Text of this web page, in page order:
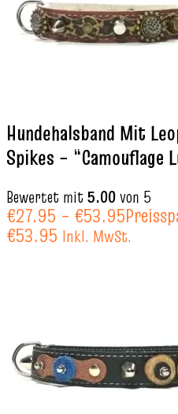
Hundehalsband Mit
Spikes – “Camouflage
Bewertet mit5.00von 5
€27.95 – €53.95
€53.95 Inkl. MwSt.